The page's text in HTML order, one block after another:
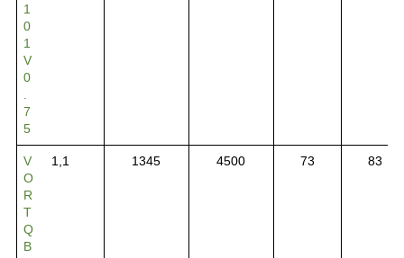
1
0
1
V
0
7
5
V
O
R
T
Q
B
1,1 1345 4500 73 83